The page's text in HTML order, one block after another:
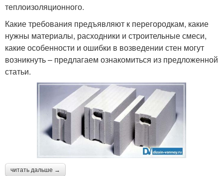
теплоизоляционного.
Какие требования предъявляют к перегородкам, какие
нужны материалы, расходники и строительные смеси,
какие особенности и ошибки в возведении стен могут
возникнуть – предлагаем ознакомиться из предложенной
статьи.
читать дальше →